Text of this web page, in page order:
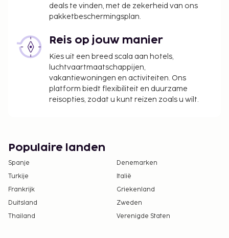
deals te vinden, met de zekerheid van ons
pakketbeschermingsplan.
Reis op jouw manier
Kies uit een breed scala aan hotels,
luchtvaartmaatschappijen,
vakantiewoningen en activiteiten. Ons
platform biedt flexibiliteit en duurzame
reisopties, zodat u kunt reizen zoals u wilt.
Populaire landen
Spanje
Denemarken
Turkije
Italië
Frankrijk
Griekenland
Duitsland
Zweden
Thailand
Verenigde Staten